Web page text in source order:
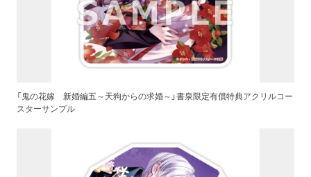
「鬼の花嫁 新婚編五～天狗からの求婚～」書泉限定有償特典アクリルコー
スターサンプル